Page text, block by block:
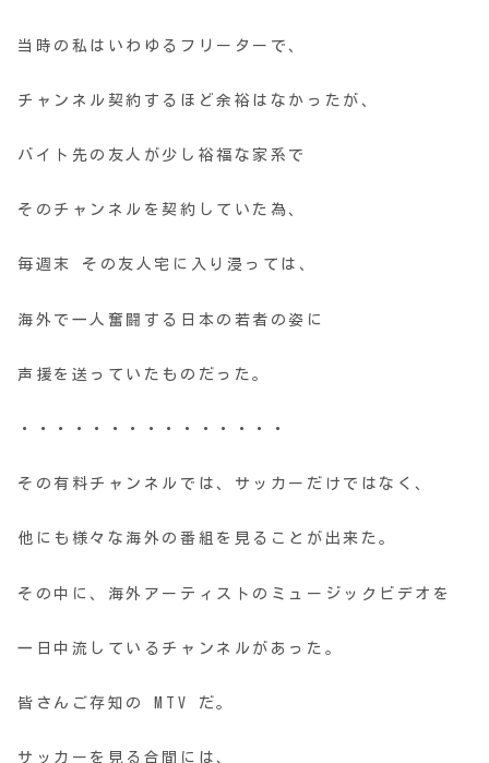
当時の私はいわゆるフリーターで、
チャンネル契約するほど余裕はなかったが、
バイト先の友人が少し裕福な家系で
そのチャンネルを契約していた為、
毎週末 その友人宅に入り浸っては、
海外で一人奮闘する日本の若者の姿に
声援を送っていたものだった。
・・・・・・・・・・・・・・・
その有料チャンネルでは、サッカーだけではなく、
他にも様々な海外の番組を見ることが出来た。
その中に、海外アーティストのミュージックビデオを
一日中流しているチャンネルがあった。
皆さんご存知の MTV だ。
サッカーを見る合間には、